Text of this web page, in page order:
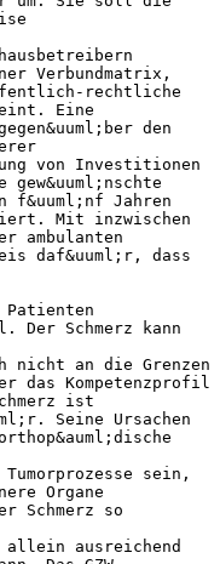
Verbundmatrix,
rechtliche
eint. Eine
den
von Investitionen
f&uuml;nf Jahren
Mit inzwischen
ambulanten
daf&uuml;r, dass
Patienten
Schmerz kann
nicht an die Grenzen
das Kompetenzprofil
ist
Seine Ursachen
sein,
Organe
Schmerz so
allein ausreichend